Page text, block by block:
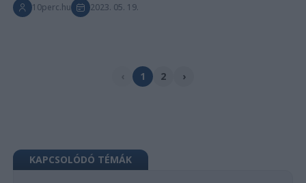
10perc.hu 2023. 05. 19.
‹ 1 2 ›
KAPCSOLÓDÓ TÉMÁK